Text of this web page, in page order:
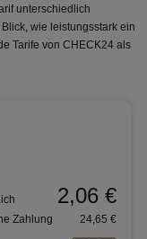
unterschiedlich
wie leistungsstark ein
Tarife von CHECK24 als
2,06 €
Zahlung 24,65 €